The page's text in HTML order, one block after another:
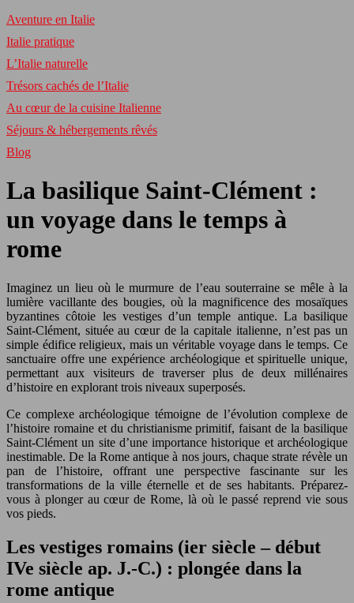
Aventure en Italie
Italie pratique
L’Italie naturelle
Trésors cachés de l’Italie
Au cœur de la cuisine Italienne
Séjours & hébergements rêvés
Blog
La basilique Saint-Clément :
un voyage dans le temps à
rome
Imaginez un lieu où le murmure de l’eau souterraine se mêle à la
lumière vacillante des bougies, où la magnificence des mosaïques
byzantines côtoie les vestiges d’un temple antique. La basilique
Saint-Clément, située au cœur de la capitale italienne, n’est pas un
simple édifice religieux, mais un véritable voyage dans le temps. Ce
sanctuaire offre une expérience archéologique et spirituelle unique,
permettant aux visiteurs de traverser plus de deux millénaires
d’histoire en explorant trois niveaux superposés.
Ce complexe archéologique témoigne de l’évolution complexe de
l’histoire romaine et du christianisme primitif, faisant de la basilique
Saint-Clément un site d’une importance historique et archéologique
inestimable. De la Rome antique à nos jours, chaque strate révèle un
pan de l’histoire, offrant une perspective fascinante sur les
transformations de la ville éternelle et de ses habitants. Préparez-
vous à plonger au cœur de Rome, là où le passé reprend vie sous
vos pieds.
Les vestiges romains (ier siècle – début
IVe siècle ap. J.-C.) : plongée dans la
rome antique